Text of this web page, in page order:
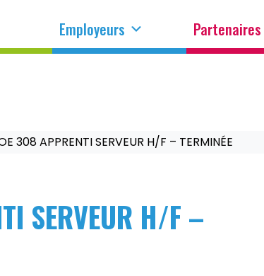
Employeurs Partenaires
308 APPRENTI SERVEUR H/F – TERMINÉE
SERVEUR H/F –